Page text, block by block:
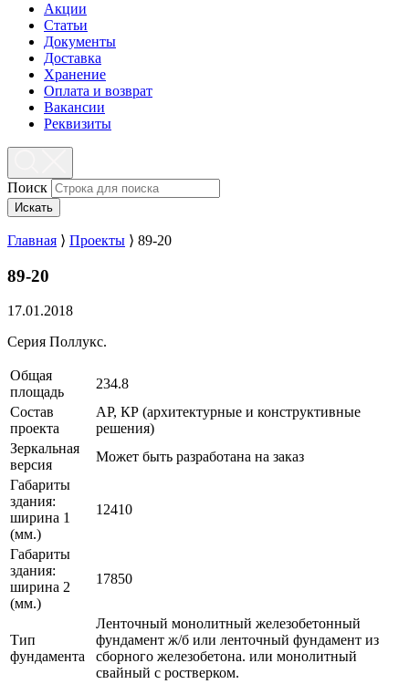
Акции
Статьи
Документы
Доставка
Хранение
Оплата и возврат
Вакансии
Реквизиты
Поиск
Искать
Главная ⟩ Проекты ⟩ 89-20
89-20
17.01.2018
Серия Поллукс.
Общая
площадь
234.8
Состав
проекта
АР, КР (архитектурные и конструктивные
решения)
Зеркальная
версия
Может быть разработана на заказ
Габариты
здания:
ширина 1
(мм.)
12410
Габариты
здания:
ширина 2
(мм.)
17850
Тип
фундамента
Ленточный монолитный железобетонный
фундамент ж/б или ленточный фундамент из
сборного железобетона. или монолитный
свайный с ростверком.